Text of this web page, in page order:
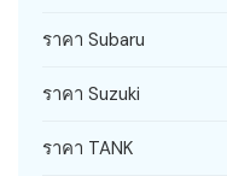
ราคา Subaru
ราคา Suzuki
ราคา TANK